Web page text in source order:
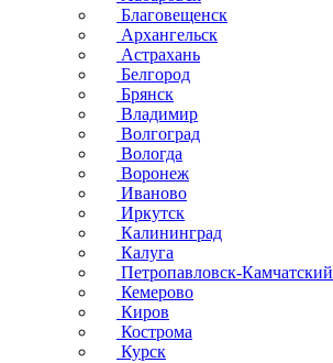
Благовещенск
Архангельск
Астрахань
Белгород
Брянск
Владимир
Волгоград
Вологда
Воронеж
Иваново
Иркутск
Калининград
Калуга
Петропавловск-Камчатский
Кемерово
Киров
Кострома
Курск